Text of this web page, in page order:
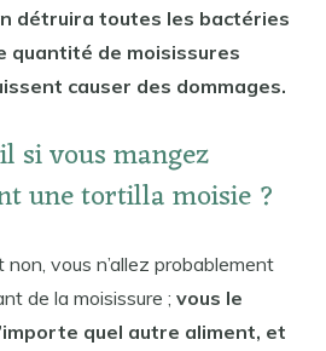
détruira toutes les bactéries
quantité de moisissures
causer des dommages.
si vous mangez
une tortilla moisie ?
vous n’allez probablement
de la moisissure ; vous le
quel autre aliment, et